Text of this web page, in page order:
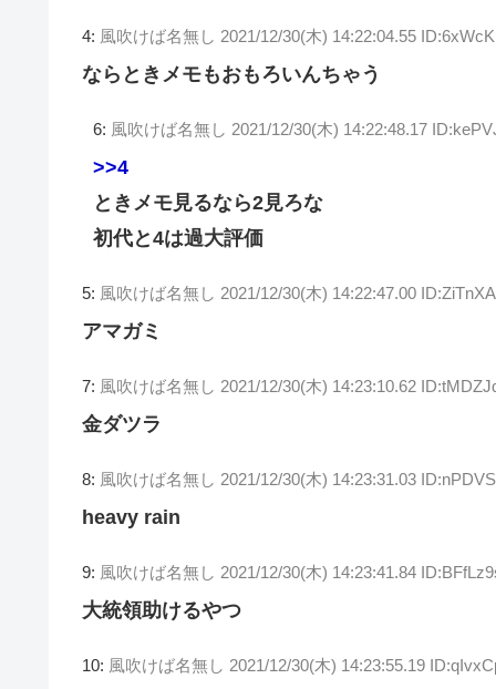
4: 風吹けば名無し 2021/12/30(木) 14:22:04.55
ならときメモもおもろいんちゃう
6: 風吹けば名無し 2021/12/30(木) 14:22:48.17
>>4
ときメモ見るなら2見ろな
初代と4は過大評価
5: 風吹けば名無し 2021/12/30(木) 14:22:47.00
アマガミ
7: 風吹けば名無し 2021/12/30(木) 14:23:10.62
金ダツラ
8: 風吹けば名無し 2021/12/30(木) 14:23:31.03
heavy rain
9: 風吹けば名無し 2021/12/30(木) 14:23:41.84
大統領助けるやつ
10: 風吹けば名無し 2021/12/30(木) 14:23:55.19